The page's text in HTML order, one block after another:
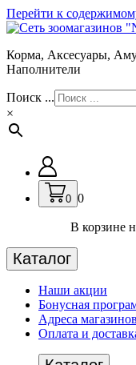
Перейти к
Корма, Аксесуары,
Наполнители
Поиск ...
×
0 0
В корзине
Каталог
Наши акции
Бонусная
Адреса магазинов
Оплата и